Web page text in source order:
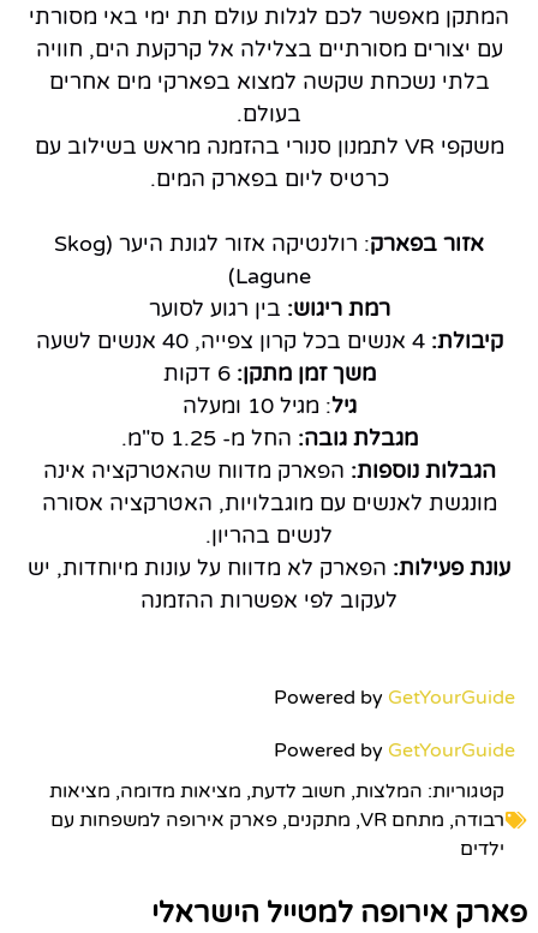
המתקן מאפשר לכם לגלות עולם תת ימי באי מסורתי
עם יצורים מסורתיים בצלילה אל קרקעת הים, חוויה
בלתי נשכחת שקשה למצוא בפארקי מים אחרים
בעולם.
משקפי VR לתמנון סנורי בהזמנה מראש בשילוב עם
כרטיס ליום בפארק המים.
אזור בפארק
: רולנטיקה אזור לגונת היער (Skog
Lagune)
רמת ריגוש: בין רגוע לסוער
קיבולת: 4 אנשים בכל קרון צפייה, 40 אנשים לשעה
משך זמן מתקן:6 דקות
גיל: מגיל 10 ומעלה
מגבלת גובה: החל מ- 1.25 ס"מ.
הגבלות נוספות: הפארק מדווח שהאטרקציה אינה
מונגשת לאנשים עם מוגבלויות, האטרקציה אסורה
לנשים בהריון.
עונת פעילות: הפארק לא מדווח על עונות מיוחדות, יש
לעקוב לפי אפשרות ההזמנה
Powered by GetYourGuide
Powered by GetYourGuide
קטגוריות: המלצות, חשוב לדעת, מציאות מדומה, מציאות
רבודה, מתחם VR , מתקנים, פארק אירופה למשפחות עם
ילדים
פארק אירופה למטייל הישראלי